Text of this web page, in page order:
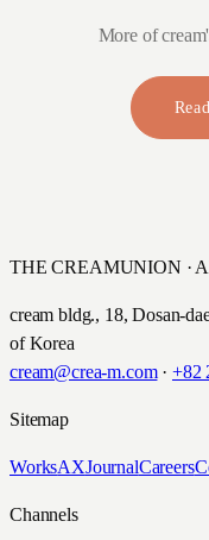
More of
THE CREAMUNION · AI
cream bldg., 18, Dosan-
of Korea
cream@crea-m.com· +82
Sitemap
WorksAXJournalCareers
Channels